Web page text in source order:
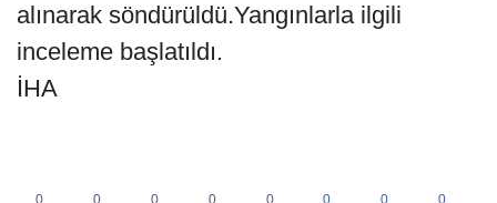
alınarak söndürüldü.Yangınlarla ilgili
inceleme başlatıldı.
İHA